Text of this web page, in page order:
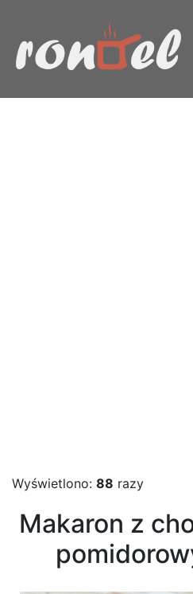
Wyświetlono: 88 razy
Makaron z